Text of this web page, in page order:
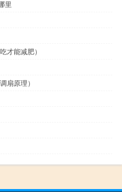
里
才能减肥）
扇原理）